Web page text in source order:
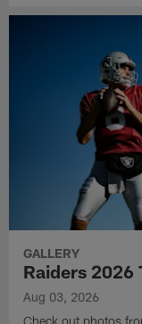
GALLERY
Raiders 2026
Aug 03, 2026
Check out photos